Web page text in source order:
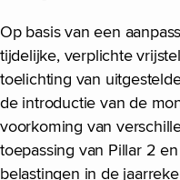
Op basis van een
tijdelijke, verplichte
toelichting van
de introductie van de
voorkoming van
toepassing van Pillar 2
belastingen in de